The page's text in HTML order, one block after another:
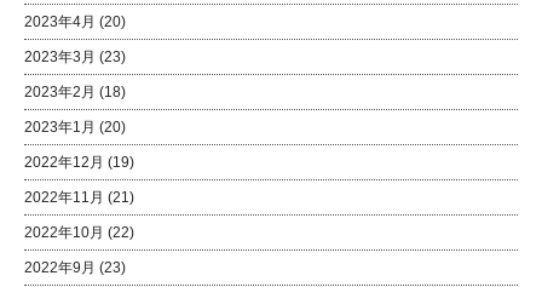
2023年4月 (20)
2023年3月 (23)
2023年2月 (18)
2023年1月 (20)
2022年12月 (19)
2022年11月 (21)
2022年10月 (22)
2022年9月 (23)